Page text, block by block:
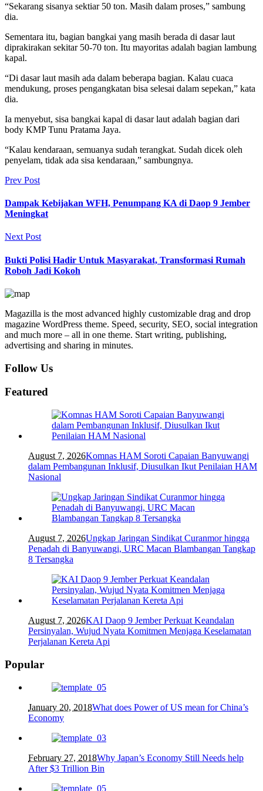
“Sekarang sisanya sektiar 50 ton. Masih dalam proses,” sambung
dia.
Sementara itu, bagian bangkai yang masih berada di dasar laut
diprakirakan sekitar 50-70 ton. Itu mayoritas adalah bagian lambung
kapal.
“Di dasar laut masih ada dalam beberapa bagian. Kalau cuaca
mendukung, proses pengangkatan bisa selesai dalam sepekan,” kata
dia.
Ia menyebut, sisa bangkai kapal di dasar laut adalah bagian dari
body KMP Tunu Pratama Jaya.
“Kalau kendaraan, semuanya sudah terangkat. Sudah dicek oleh
penyelam, tidak ada sisa kendaraan,” sambungnya.
Prev Post
Dampak Kebijakan WFH, Penumpang KA di Daop 9 Jember
Meningkat
Next Post
Bukti Polisi Hadir Untuk Masyarakat, Transformasi Rumah
Roboh Jadi Kokoh
Magazilla is the most advanced highly customizable drag and drop
magazine WordPress theme. Speed, security, SEO, social integration
and much more – all in one theme. Start writing, publishing,
advertising and sharing in minutes.
Follow Us
Featured
August 7, 2026Komnas HAM Soroti Capaian Banyuwangi
dalam Pembangunan Inklusif, Diusulkan Ikut Penilaian HAM
Nasional
August 7, 2026Ungkap Jaringan Sindikat Curanmor hingga
Penadah di Banyuwangi, URC Macan Blambangan Tangkap
8 Tersangka
August 7, 2026KAI Daop 9 Jember Perkuat Keandalan
Persinyalan, Wujud Nyata Komitmen Menjaga Keselamatan
Perjalanan Kereta Api
Popular
January 20, 2018What does Power of US mean for China’s
Economy
February 27, 2018Why Japan’s Economy Still Needs help
After $3 Trillion Bin